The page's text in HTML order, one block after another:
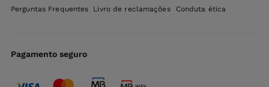
Perguntas Frequentes
Livro de reclamações
Conduta ética
Pagamento seguro